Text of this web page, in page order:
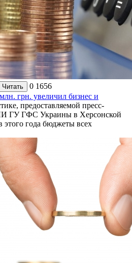
Читать 0 1656
грн. увеличил бизнес и
предоставляемой пресс-
ГУ ГФС Украины в Херсонской
этого года бюджеты всех